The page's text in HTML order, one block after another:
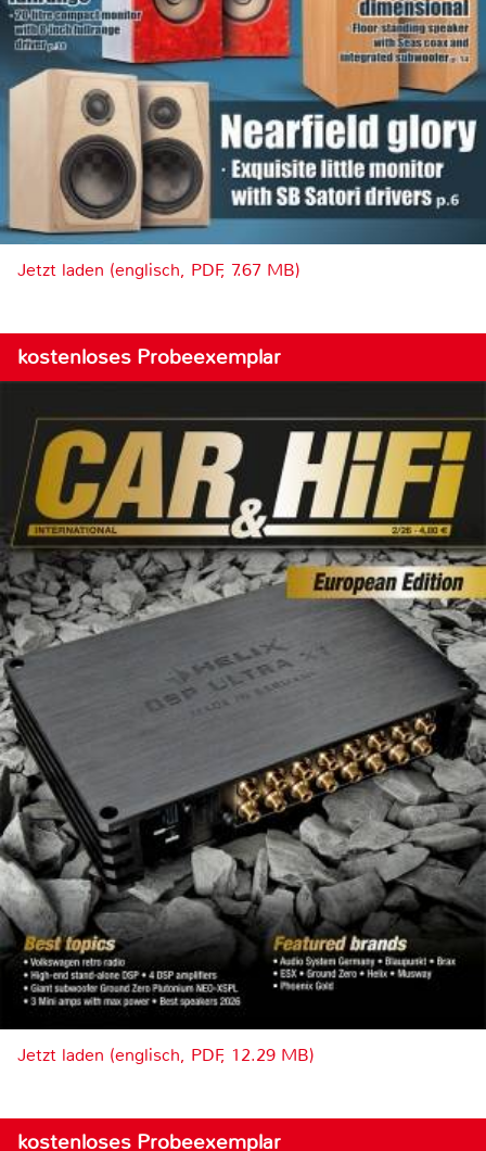
Jetzt laden (englisch, PDF, 7.67 MB)
kostenloses Probeexemplar
Jetzt laden (englisch, PDF, 12.29 MB)
kostenloses Probeexemplar